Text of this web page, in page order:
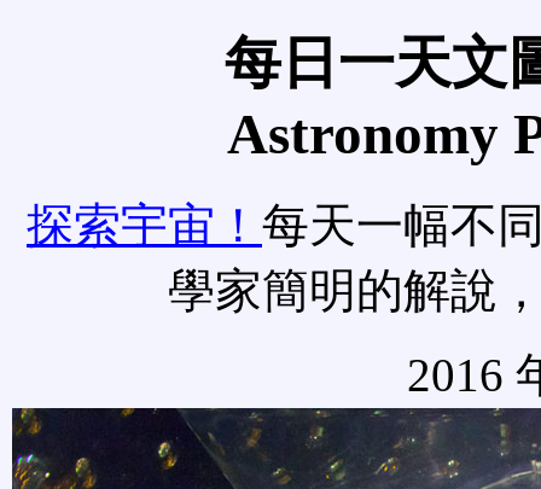
每日一天文
Astronomy
探索宇宙！ 每天一幅不
學家簡明的解說
2016